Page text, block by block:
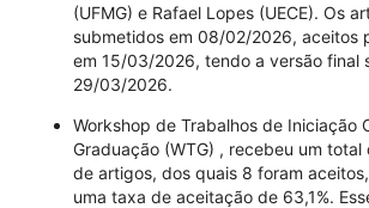
(UFMG) e Rafael Lopes (UECE). Os
submetidos em 08/02/2026, aceitos
em 15/03/2026, tendo a versão final
29/03/2026.
Workshop de Trabalhos de Iniciação
Graduação (WTG) , recebeu um total
de artigos, dos quais 8 foram
uma taxa de aceitação de 63,1%.